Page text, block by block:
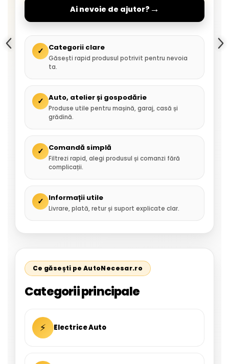
Ai nevoie de ajutor? →
✓ Categorii clare
Găsești rapid produsul potrivit pentru nevoia
ta.
✓ Auto, atelier și gospodărie
Produse utile pentru mașină, garaj, casă și
grădină.
✓ Comandă simplă
Filtrezi rapid, alegi produsul și comanzi fără
complicații.
✓ Informații utile
Livrare, plată, retur și suport explicate clar.
Ce găsești pe AutoNecesar.ro
Categorii principale
⚡ Electrice Auto